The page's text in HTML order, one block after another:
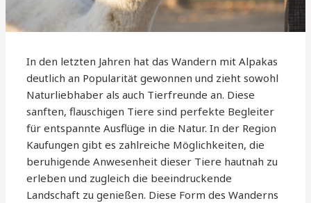
In den letzten Jahren hat das Wandern mit Alpakas
deutlich an Popularität gewonnen und zieht sowohl
Naturliebhaber als auch Tierfreunde an. Diese
sanften, flauschigen Tiere sind perfekte Begleiter
für entspannte Ausflüge in die Natur. In der Region
Kaufungen gibt es zahlreiche Möglichkeiten, die
beruhigende Anwesenheit dieser Tiere hautnah zu
erleben und zugleich die beeindruckende
Landschaft zu genießen. Diese Form des Wanderns